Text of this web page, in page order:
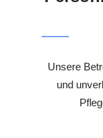
Unsere
und